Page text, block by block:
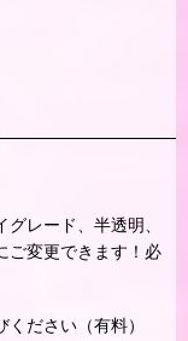
グレード、半透明、
ご変更できます！必
ださい（有料）